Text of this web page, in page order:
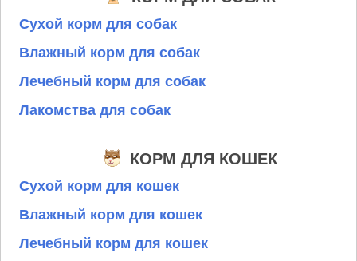
Сухой корм для собак
Влажный корм для собак
Лечебный корм для собак
Лакомства для собак
КОРМ ДЛЯ КОШЕК
Сухой корм для кошек
Влажный корм для кошек
Лечебный корм для кошек